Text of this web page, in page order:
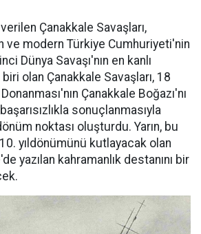
Çanakkale Savaşları,
ve modern Türkiye Cumhuriyeti'nin
Dünya Savaşı'nın en kanlı
olan Çanakkale Savaşları, 18
Çanakkale Boğazı'nı
sonuçlanmasıyla
noktası oluşturdu. Yarın, bu
yıldönümünü kutlayacak olan
yazılan kahramanlık destanını bir